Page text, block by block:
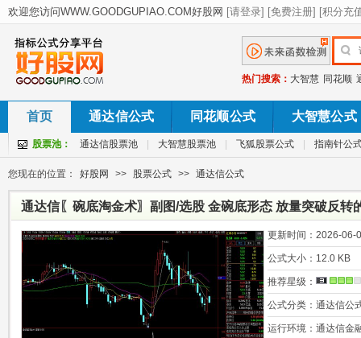
热门搜索： 大智慧 同花顺
首页 通达信公式 同花顺公式 大智慧公式
股票池： 通达信股票池 大智慧股票池 飞狐股票公式 指南针公
您现在的位置： 好股网 >> 股票公式 >> 通达信公式
通达信〖碗底淘金术〗副图/选股 金碗底形态 放量突破反转
更新时间： 2026-06-
公式大小： 12.0 KB
推荐星级：
公式分类： 通达信公
运行环境： 通达信金